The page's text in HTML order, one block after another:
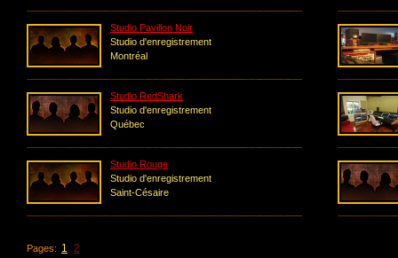
Studio Pavillon Noir
Studio d'enregistrement
Montréal
Studio RedShark
Studio d'enregistrement
Québec
Studio Rouge
Studio d'enregistrement
Saint-Césaire
Pages: 1 2